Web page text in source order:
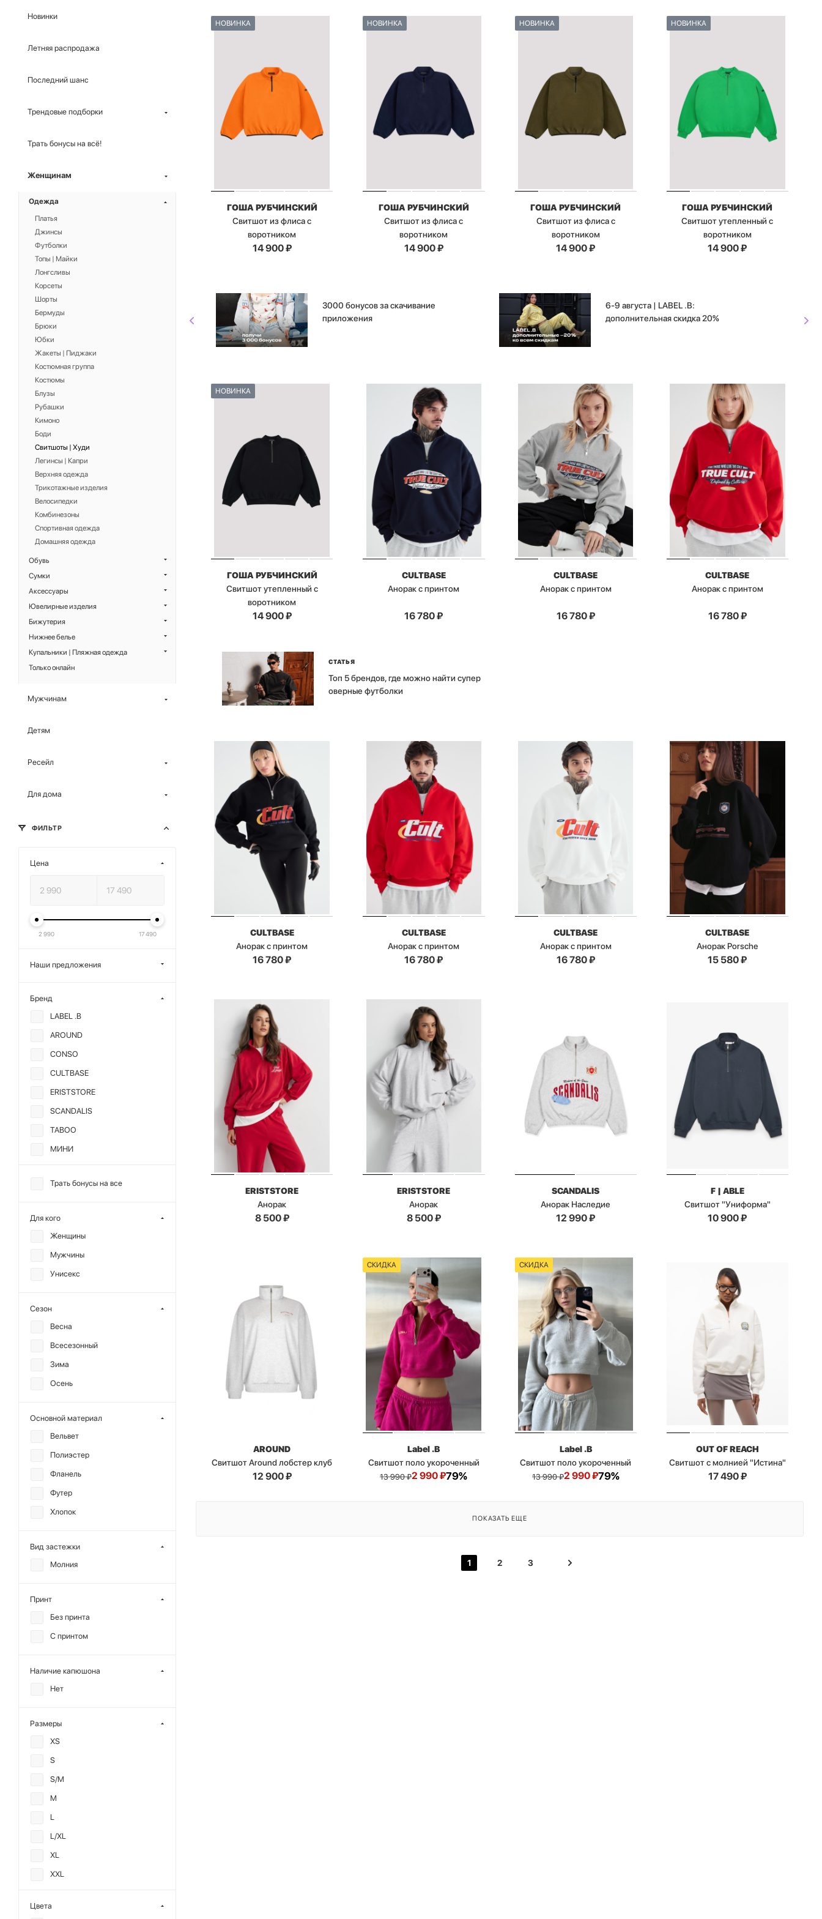
НОВИНКА
ГОША РУБЧИНСКИЙ
Свитшот из флиса с
воротником
14 900₽
НОВИНКА
ГОША РУБЧИНСКИЙ
Свитшот из флиса с
воротником
14 900₽
НОВИНКА
ГОША РУБЧИНСКИЙ
Свитшот из флиса с
воротником
14 900₽
НОВИНКА
ГОША РУБЧИНСКИЙ
Свитшот утепленный с
воротником
14 900₽
3000 бонусов за скачивание
приложения
6-9 августа | LABEL .B:
дополнительная скидка 20%
НОВИНКА
ГОША РУБЧИНСКИЙ
Свитшот утепленный с
воротником
14 900₽
CULTBASE
Анорак с принтом
16 780₽
CULTBASE
Анорак с принтом
16 780₽
CULTBASE
Анорак с принтом
16 780₽
СТАТЬЯ
Топ 5 брендов, где можно найти супер
оверные футболки
CULTBASE
Анорак с принтом
16 780₽
CULTBASE
Анорак с принтом
16 780₽
CULTBASE
Анорак с принтом
16 780₽
CULTBASE
Анорак Porsche
15 580₽
ERISTSTORE
Анорак
8 500₽
ERISTSTORE
Анорак
8 500₽
SCANDALIS
Анорак Наследие
12 990₽
F | ABLE
Свитшот "Униформа"
10 900₽
AROUND
Свитшот Around лобстер клуб
12 900₽
СКИДКА
Label .B
Свитшот поло укороченный
13 990₽2 990₽79%
СКИДКА
Label .B
Свитшот поло укороченный
13 990₽2 990₽79%
OUT OF REACH
Свитшот с молнией "Истина"
17 490₽
ПОКАЗАТЬ ЕЩЕ
1 2 3
Новинки
Летняя распродажа
Последний шанс
Трендовые подборки
Трать бонусы на всё!
Женщинам
Одежда
Платья
Джинсы
Футболки
Топы | Майки
Лонгсливы
Корсеты
Шорты
Бермуды
Брюки
Юбки
Жакеты | Пиджаки
Костюмная группа
Костюмы
Блузы
Рубашки
Кимоно
Боди
Свитшоты | Худи
Легинсы | Капри
Верхняя одежда
Трикотажные изделия
Велосипедки
Комбинезоны
Спортивная одежда
Домашняя одежда
Обувь
Сумки
Аксессуары
Ювелирные изделия
Бижутерия
Нижнее белье
Купальники | Пляжная одежда
Только онлайн
Мужчинам
Детям
Ресейл
Для дома
ФИЛЬТР
Цена
2 990 17 490
Наши предложения
Бренд
LABEL .B
AROUND
CONSO
CULTBASE
ERISTSTORE
SCANDALIS
TABOO
МИНИ
F | ABLE
Трать бонусы на все
Для кого
Женщины
Мужчины
Унисекс
Сезон
Весна
Всесезонный
Зима
Осень
Основной материал
Вельвет
Полиэстер
Фланель
Футер
Хлопок
Вид застежки
Молния
Принт
Без принта
С принтом
Наличие капюшона
Нет
Размеры
XS
S
S/M
M
L
L/XL
XL
XXL
Цвета